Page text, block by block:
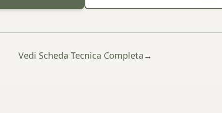
Vedi Scheda Tecnica Completa→